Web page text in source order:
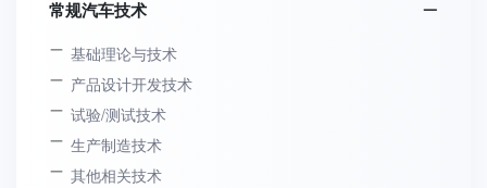
常规汽车技术
基础理论与技术
产品设计开发技术
试验/测试技术
生产制造技术
其他相关技术